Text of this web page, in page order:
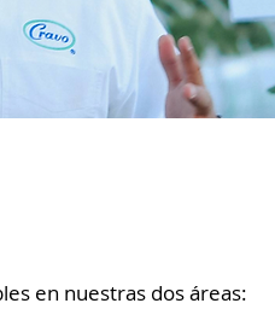
en nuestras dos áreas: